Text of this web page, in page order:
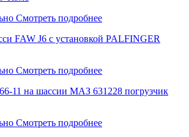
Смотреть подробнее
FAW J6 с уcтановкой PALFINGER
Смотреть подробнее
11 на шассии МАЗ 631228 погрузчик
Смотреть подробнее